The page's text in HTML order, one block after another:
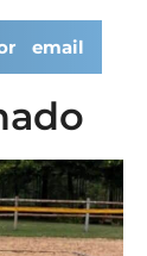
email